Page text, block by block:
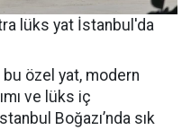
lüks yat İstanbul'da
bu özel yat, modern
ve lüks iç
Boğazı’nda sık